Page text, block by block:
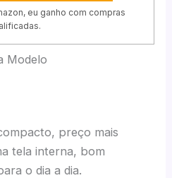
eu ganho com compras
Modelo
preço mais
tela interna, bom
o dia a dia.